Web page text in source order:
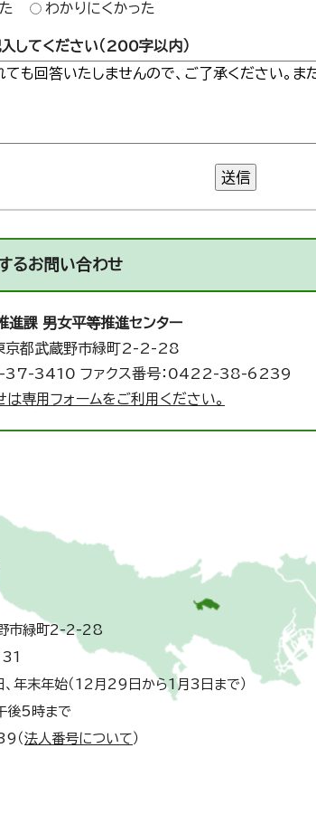
わかりにくかった
してください（200字以内）
送信
るお問い合わせ
進課 男女平等推進センター
都武蔵野市緑町2-2-28
37-3410 ファクス番号：0422-38-6239
専用フォームをご利用ください。
市緑町2-2-28
、年末年始（12月29日から1月3日まで）
後5時まで
（ 法人番号について ）